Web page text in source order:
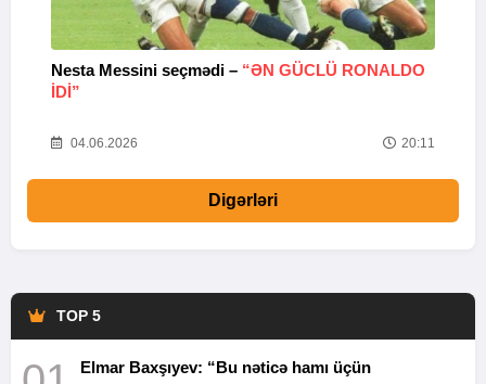
Nesta Messini seçmədi – “ƏN GÜCLÜ RONALDO
IDI”
04.06.2026 20:11
Digərləri
TOP 5
Elmar Baxşıyev: “Bu nəticə hamı üçün